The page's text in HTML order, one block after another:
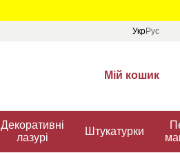
УкрРус
Мій кошик
Декоративні
лазурі
Штукатурки